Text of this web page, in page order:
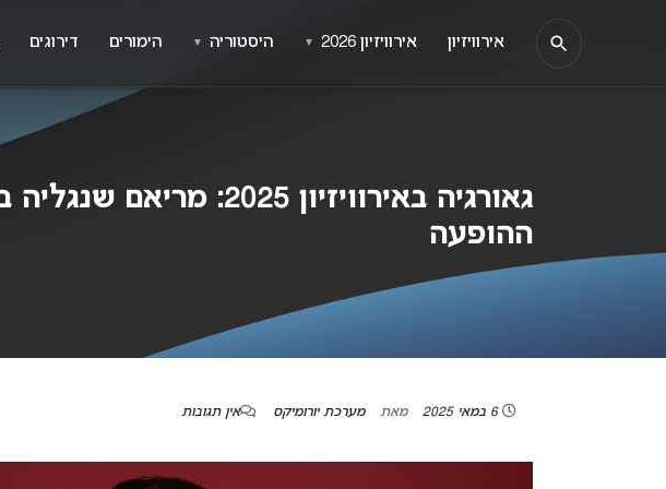
ההופעה
6 במאי 2025 מאת מערכת יורומיקס אין תגובות
אירוויזיון אירוויזיון 2026 ▼ היסטוריה ▼ הימורים דירוגים